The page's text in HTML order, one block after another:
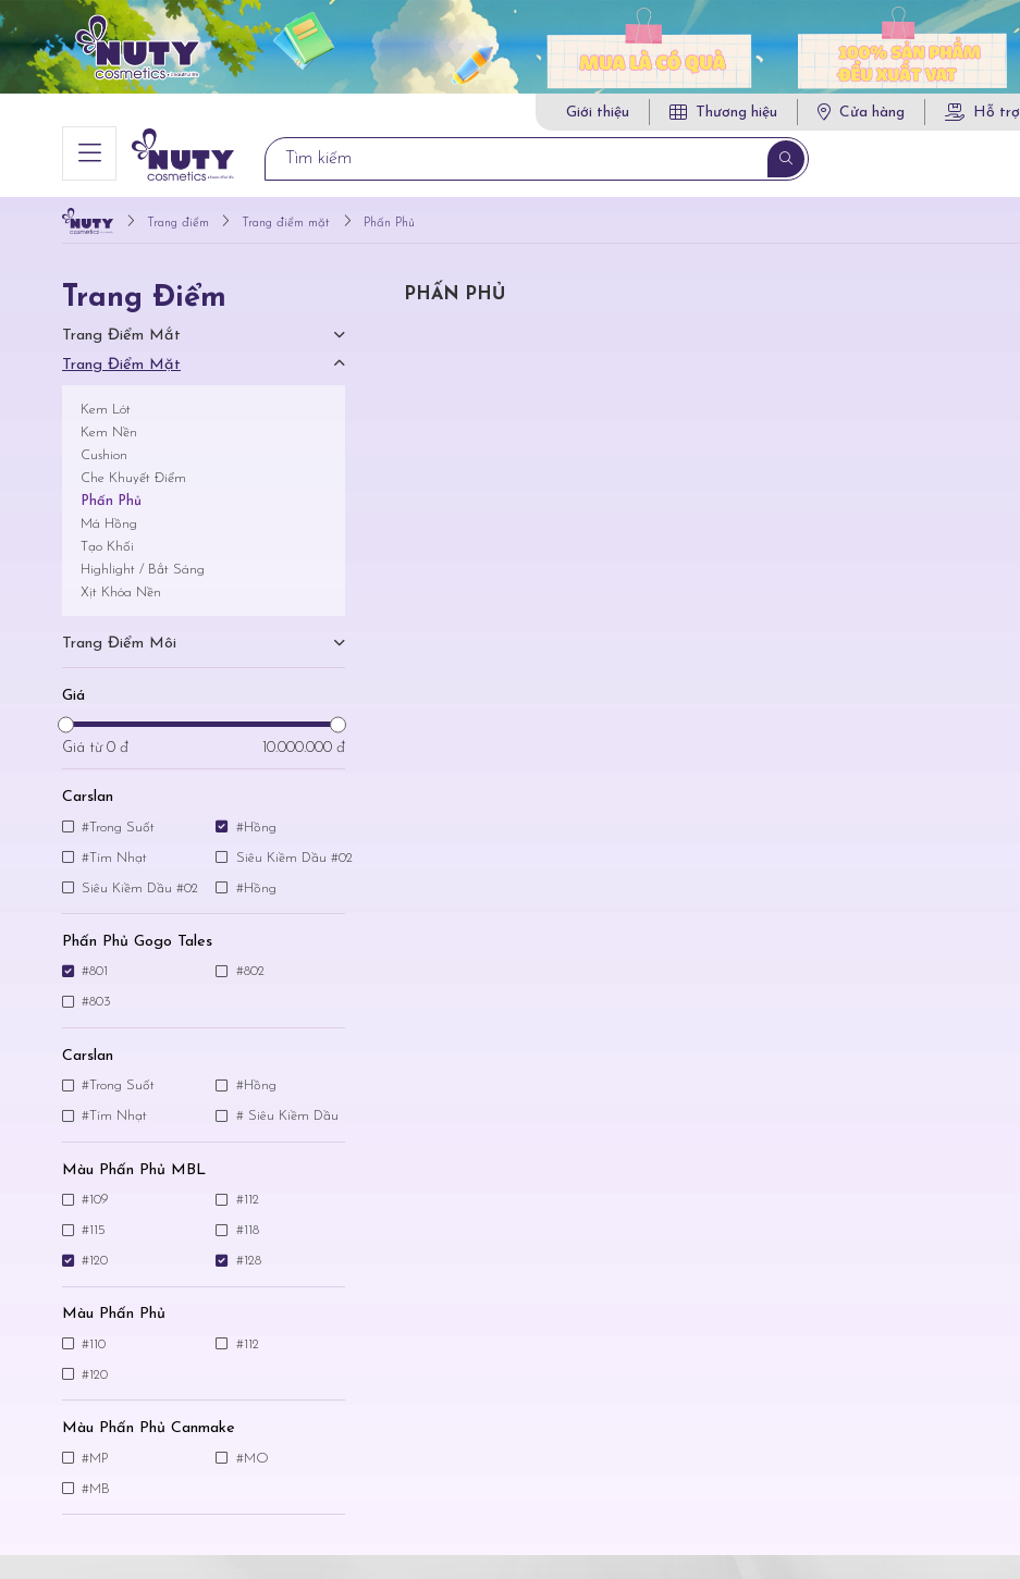
Giới thiệu Thương hiệu Cửa hàng Hỗ trợ
Trang điểm Trang điểm mặt Phấn Phủ
Trang Điểm
Trang Điểm Mắt
Trang Điểm Mặt
Kem Lót
Kem Nền
Cushion
Che Khuyết Điểm
Phấn Phủ
Má Hồng
Tạo Khối
Highlight / Bắt Sáng
Xịt Khóa Nền
Trang Điểm Môi
Giá
Giá từ 0 đ 10.000.000 đ
Carslan
#Trong Suốt #Hồng
#Tím Nhạt Siêu Kiềm Dầu #02
Siêu Kiềm Dầu #02 #Hồng
Phấn Phủ Gogo Tales
#801 #802
#803
Carslan
#Trong Suốt #Hồng
#Tím Nhạt # Siêu Kiềm Dầu
Màu Phấn Phủ MBL
#109 #112
#115 #118
#120 #128
Màu Phấn Phủ
#110 #112
#120
Màu Phấn Phủ Canmake
#MP #MO
#MB
PHẤN PHỦ